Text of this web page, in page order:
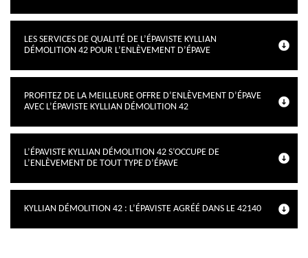
LES SERVICES DE QUALITÉ DE L’ÉPAVISTE KYLLIAN
DÉMOLITION 42 POUR L’ENLÈVEMENT D’ÉPAVE
PROFITEZ DE LA MEILLEURE OFFRE D’ENLÈVEMENT D’ÉPAVE
AVEC L’ÉPAVISTE KYLLIAN DÉMOLITION 42
L’ÉPAVISTE KYLLIAN DÉMOLITION 42 S’OCCUPE DE
L’ENLÈVEMENT DE TOUT TYPE D’ÉPAVE
KYLLIAN DÉMOLITION 42 : L’ÉPAVISTE AGRÉÉ DANS LE 42140